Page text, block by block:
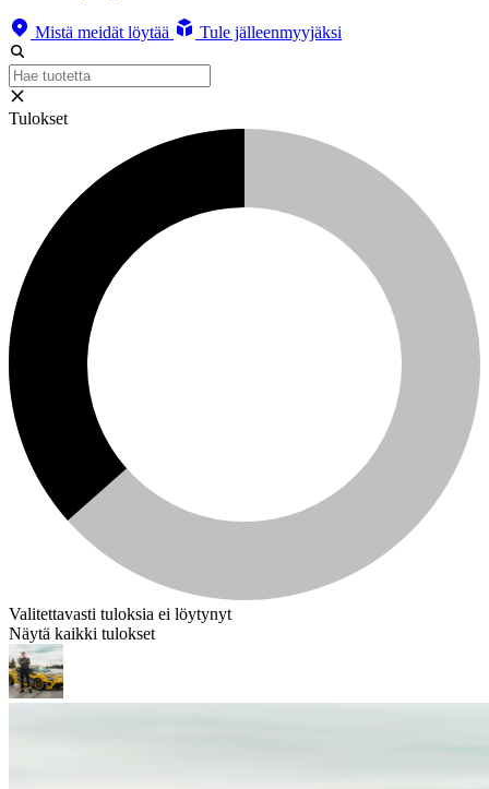
Mistä meidät löytää Tule jälleenmyyjäksi
Tulokset
Valitettavasti tuloksia ei löytynyt
Näytä kaikki tulokset